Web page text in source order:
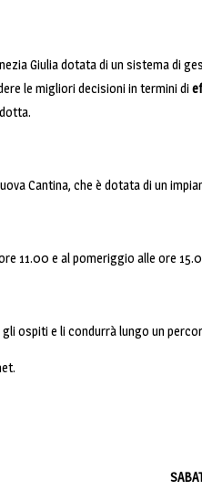
Giulia dotata di un sistema di
le migliori decisioni in termini di
Cantina, che è dotata di un
11.00 e al pomeriggio alle ore
ospiti e li condurrà lungo un